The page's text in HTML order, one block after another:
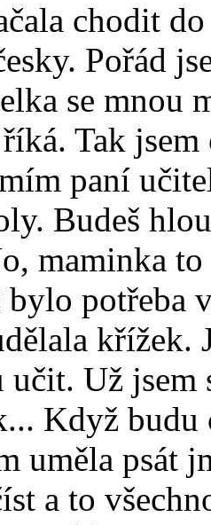
chodit
Pořád
se mnou
Tak
paní
Budeš
maminka
potřeba
křížek.
učit. Už jsem
Když
uměla psát
a to